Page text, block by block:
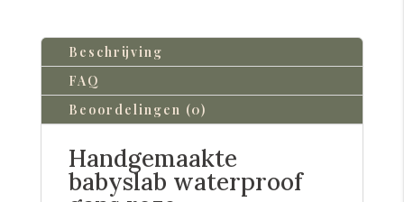
Beschrijving
FAQ
Beoordelingen (0)
Handgemaakte
babyslab waterproof